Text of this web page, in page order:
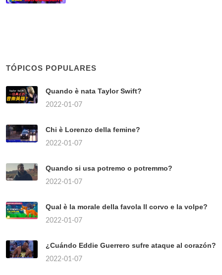
TÓPICOS POPULARES
Quando è nata Taylor Swift?
2022-01-07
Chi è Lorenzo della femine?
2022-01-07
Quando si usa potremo o potremmo?
2022-01-07
Qual è la morale della favola Il corvo e la volpe?
2022-01-07
¿Cuándo Eddie Guerrero sufre ataque al corazón?
2022-01-07